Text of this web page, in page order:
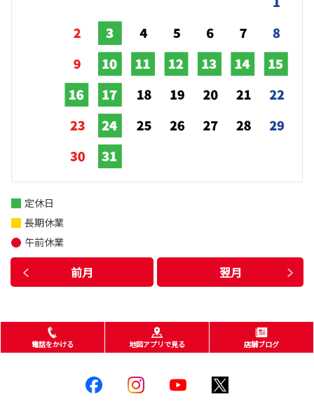
前月 翌月
定休日
長期休業
午前休業
電話をかける 地図アプリで見る 店舗ブログ